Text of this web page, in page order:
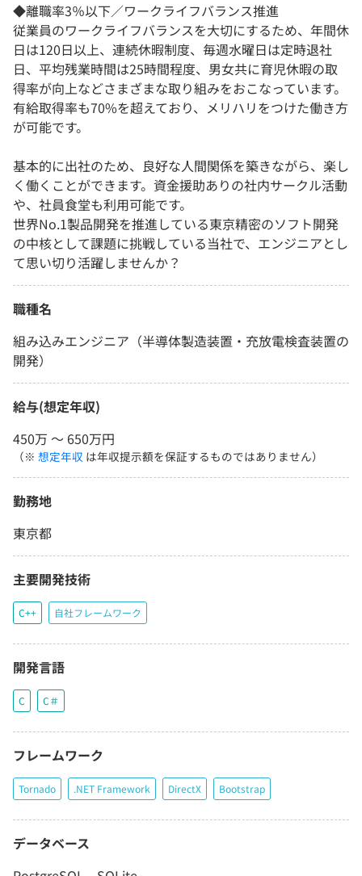
◆離職率3％以下／ワークライフバランス推進
従業員のワークライフバランスを大切にするため、年間休
日は120日以上、連続休暇制度、毎週水曜日は定時退社
日、平均残業時間は25時間程度、男女共に育児休暇の取
得率が向上などさまざまな取り組みをおこなっています。
有給取得率も70%を超えており、メリハリをつけた働き方
が可能です。
基本的に出社のため、良好な人間関係を築きながら、楽し
く働くことができます。資金援助ありの社内サークル活動
や、社員食堂も利用可能です。
世界No.1製品開発を推進している東京精密のソフト開発
の中核として課題に挑戦している当社で、エンジニアとし
て思い切り活躍しませんか？
職種名
組み込みエンジニア（半導体製造装置・充放電検査装置の
開発）
給与(想定年収)
450万 〜 650万円
（※ 想定年収 は年収提示額を保証するものではありません）
勤務地
東京都
主要開発技術
C++ 自社フレームワーク
開発言語
C C＃
フレームワーク
Tornado .NET Framework DirectX Bootstrap
データベース